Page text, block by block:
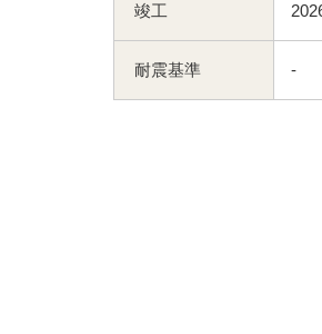
竣工
耐震基準 -